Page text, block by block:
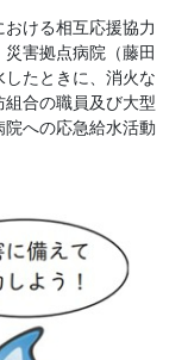
ける相互応援協力
害拠点病院（藤田
たときに、消火な
合の職員及び大型
への応急給水活動